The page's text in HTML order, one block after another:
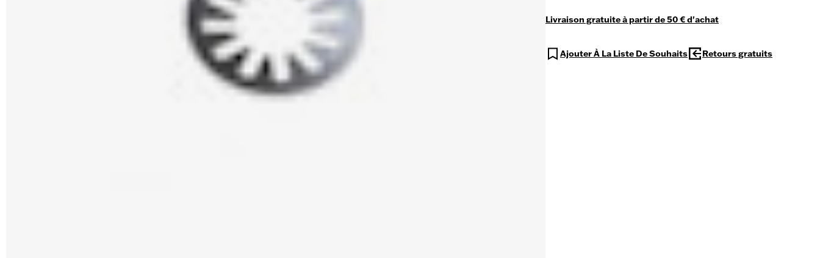
Livraison gratuite à partir de 50 € d'achat
Ajouter À La Liste De Souhaits Retours gratuits